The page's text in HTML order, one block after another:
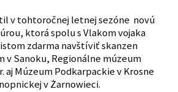
v tohtoročnej letnej sezóne novú
ktorá spolu s Vlakom vojaka
zdarma navštíviť skanzen
v Sanoku, Regionálne múzeum
aj Múzeum Podkarpackie v Krosne
v Żarnowieci.